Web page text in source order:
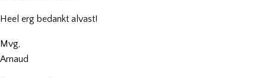
Heel erg bedankt alvast!
Mvg,
Arnaud